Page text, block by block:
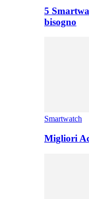
5
bisogno
Smartwatch
Migliori